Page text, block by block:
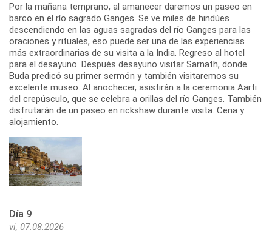
Por la mañana temprano, al amanecer daremos un paseo en
barco en el río sagrado Ganges. Se ve miles de hindúes
descendiendo en las aguas sagradas del río Ganges para las
oraciones y rituales, eso puede ser una de las experiencias
más extraordinarias de su visita a la India. Regreso al hotel
para el desayuno. Después desayuno visitar Sarnath, donde
Buda predicó su primer sermón y también visitaremos su
excelente museo. Al anochecer, asistirán a la ceremonia Aarti
del crepúsculo, que se celebra a orillas del río Ganges. También
disfrutarán de un paseo en rickshaw durante visita. Cena y
alojamiento.
Día 9
vi, 07.08.2026